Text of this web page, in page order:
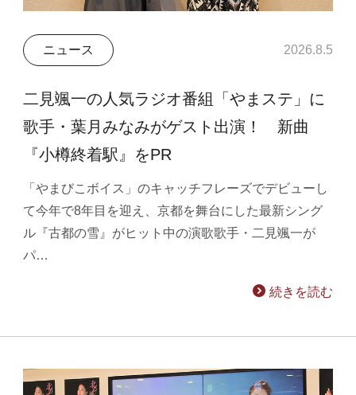
ニュース 2026.8.5
二見颯一の人気ラジオ番組「やまステ」に
歌手・葉月みなみがゲスト出演！ 新曲
『小樽終着駅』をPR
「やまびこボイス」のキャッチフレーズでデビューし
て今年で8年目を迎え、京都を舞台にした最新シング
ル『古都の雪』がヒット中の演歌歌手・二見颯一が
パ…
続きを読む